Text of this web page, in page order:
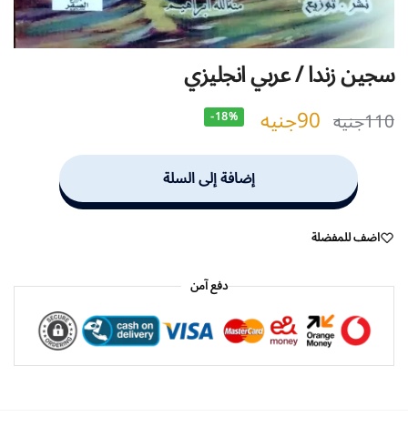
سجين زندا / عربي انجليزي
110جنيه 90جنيه -18%
إضافة إلى السلة
اضف للمفضلة
دفع آمن